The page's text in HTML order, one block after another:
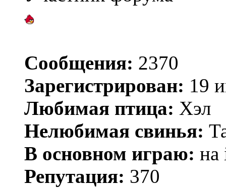
Сообщения: 2370
Зарегистрирован: 19
Любимая птица: Хэл
Нелюбимая свинья:
В основном играю: на
Репутация: 370